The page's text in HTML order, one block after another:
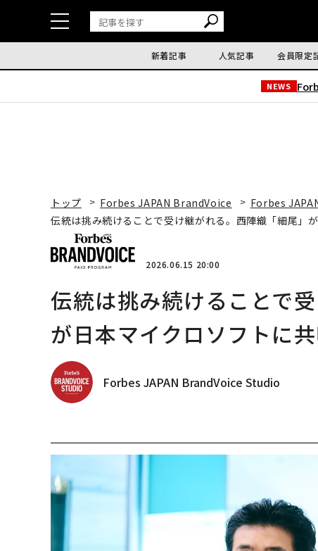
新着記事 人気記事 会員限定
NEWS
トップ Forbes JAPAN BrandVoice
Forbes
伝統は挑み続けることで受け継がれる。西陣織「細尾」
2026.06.15 20:00
伝統は挑み続けることで
が日本マイクロソフトに
Forbes JAPAN BrandVoice Studio